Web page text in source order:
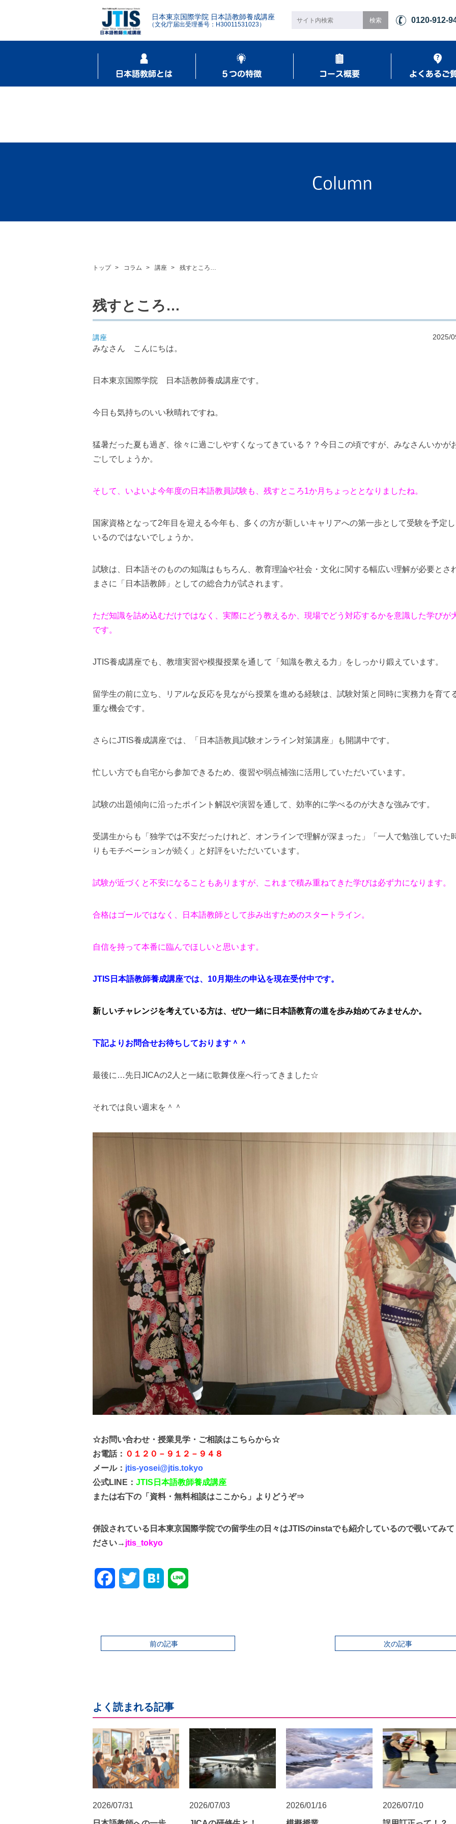
日本東京国際学院 日本語教師養成講座
（文化庁届出受理番号：H30011531023）
0120-912-
トップ コラム 講座 残すところ…
残すところ…
講座 2025/
みなさん こんにちは。
日本東京国際学院 日本語教師養成講座です。
今日も気持ちのいい秋晴れですね。
猛暑だった夏も過ぎ、徐々に過ごしやすくなってきている？？今日この頃ですが、みなさんいかが
ごしでしょうか。
そして、いよいよ今年度の日本語教員試験も、残すところ1か月ちょっととなりましたね。
国家資格となって2年目を迎える今年も、多くの方が新しいキャリアへの第一歩として受験を予定
いるのではないでしょうか。
試験は、日本語そのものの知識はもちろん、教育理論や社会・文化に関する幅広い理解が必要とさ
まさに「日本語教師」としての総合力が試されます。
ただ知識を詰め込むだけではなく、実際にどう教えるか、現場でどう対応するかを意識した学びが
です。
JTIS養成講座でも、教壇実習や模擬授業を通して「知識を教える力」をしっかり鍛えています。
留学生の前に立ち、リアルな反応を見ながら授業を進める経験は、試験対策と同時に実務力を育て
重な機会です。
さらにJTIS養成講座では、「日本語教員試験オンライン対策講座」も開講中です。
忙しい方でも自宅から参加できるため、復習や弱点補強に活用していただいています。
試験の出題傾向に沿ったポイント解説や演習を通して、効率的に学べるのが大きな強みです。
受講生からも「独学では不安だったけれど、オンラインで理解が深まった」「一人で勉強していた
りもモチベーションが続く」と好評をいただいています。
試験が近づくと不安になることもありますが、これまで積み重ねてきた学びは必ず力になります。
合格はゴールではなく、日本語教師として歩み出すためのスタートライン。
自信を持って本番に臨んでほしいと思います。
JTIS日本語教師養成講座では、10月期生の申込を現在受付中です。
新しいチャレンジを考えている方は、ぜひ一緒に日本語教育の道を歩み始めてみませんか。
下記よりお問合せお待ちしております＾＾
最後に…先日JICAの2人と一緒に歌舞伎座へ行ってきました☆
それでは良い週末を＾＾
☆お問い合わせ・授業見学・ご相談はこちらから☆
お電話： ０１２０－９１２－９４８
メール： jtis-yosei@jtis.tokyo
公式LINE： JTIS日本語教師養成講座
または右下の「資料・無料相談はここから」よりどうぞ⇒
併設されている日本東京国際学院での留学生の日々はJTISのinstaでも紹介しているので覗いてみて
ださい→ jtis_tokyo
FacebookTwitter
前の記事 次の記事
よく読まれる記事
2026/07/31 2026/07/03 2026/01/16 2026/07/10